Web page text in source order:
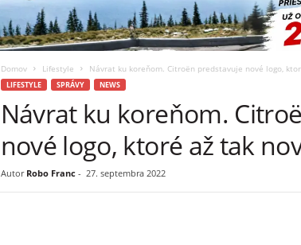
r
t
t
o
Domov Lifestyle Návrat ku koreňom. Citroën predstavuje nové logo,
LIFESTYLE SPRÁVY NEWS
Návrat ku koreňom.
nové logo, ktoré až tak
Autor Robo Franc- 27. septembra 2022